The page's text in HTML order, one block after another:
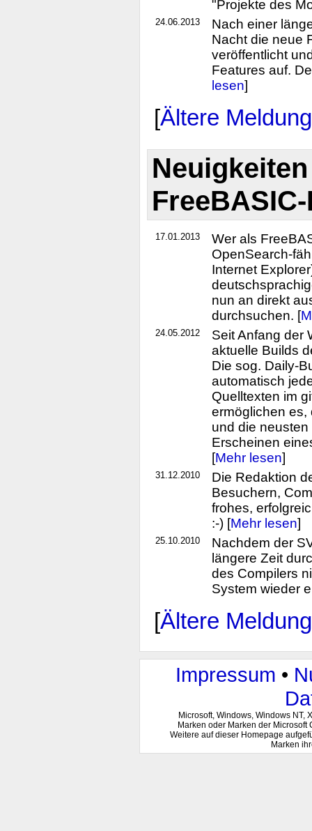
"Projekte des
24.06.2013
Nach einer
Nacht die neue
veröffentlicht
Features auf.
lesen]
[Ältere
17.01.2013
Wer als
OpenSearch-
Internet
nun an direkt
durchsuchen. [
24.05.2012
Seit Anfang der
aktuelle Builds
Die sog. Daily-
automatisch
Quelltexten im
ermöglichen es,
und die
Erscheinen
[Mehr lesen]
31.12.2010
Die Redaktion
Besuchern,
frohes,
:-) [Mehr lesen]
25.10.2010
Nachdem der
längere Zeit
des Compilers
System wieder
[Ältere
Impressum •
Microsoft, Windows, Windows NT,
Marken oder Marken der
Weitere auf dieser Homepage
Marken